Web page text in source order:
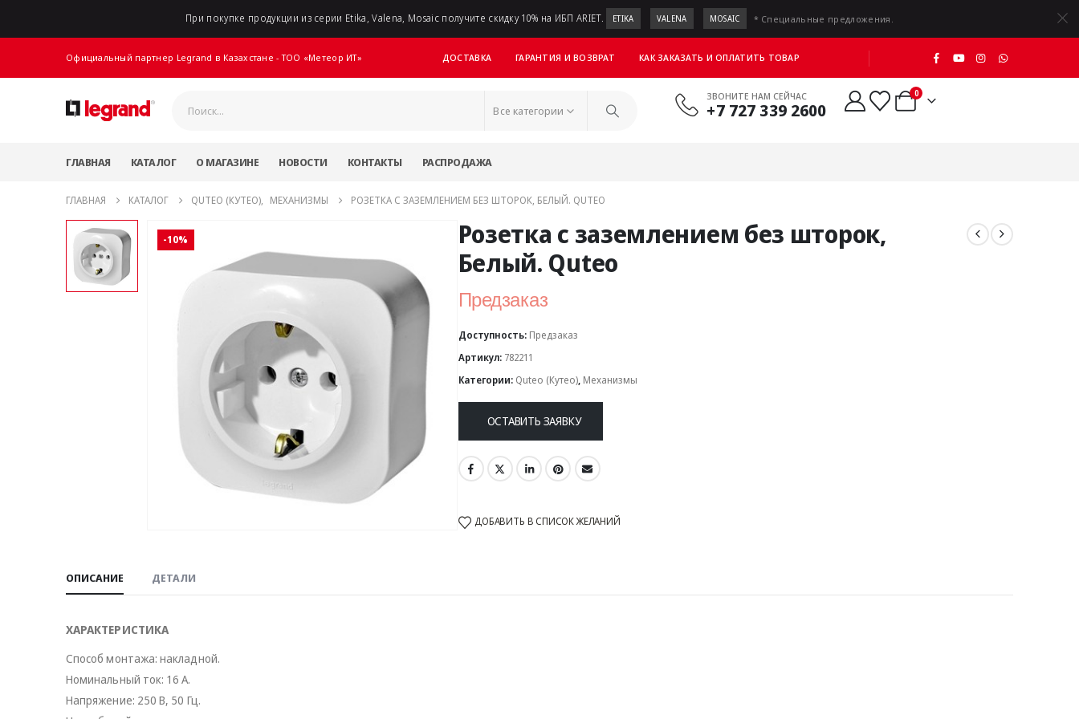
При покупке продукции из серии Etika, Valena, Mosaic получите скидку 10% на ИБП ARIET. ETIKA VALENA MOSAIC * Специальные предложения.
Официальный партнер Legrand в Казахстане - ТОО «Метеор ИТ» ДОСТАВКА ГАРАНТИЯ И ВОЗВРАТ КАК ЗАКАЗАТЬ И ОПЛАТИТЬ ТОВАР
Все категории
ЗВОНИТЕ НАМ СЕЙЧАС
+7 727 339 2600
0
ГЛАВНАЯ КАТАЛОГ О МАГАЗИНЕ НОВОСТИ КОНТАКТЫ РАСПРОДАЖА
ГЛАВНАЯ КАТАЛОГ QUTEO (КУТЕО), МЕХАНИЗМЫ РОЗЕТКА С ЗАЗЕМЛЕНИЕМ БЕЗ ШТОРОК, БЕЛЫЙ. QUTEO
-10%
Розетка с заземлением без шторок,
Белый. Quteo
Предзаказ
Доступность: Предзаказ
Артикул: 782211
Категории: Quteo (Кутео), Механизмы
ОСТАВИТЬ ЗАЯВКУ
ДОБАВИТЬ В СПИСОК ЖЕЛАНИЙ
ОПИСАНИЕ ДЕТАЛИ
ХАРАКТЕРИСТИКА
Способ монтажа: накладной.
Номинальный ток: 16 А.
Напряжение: 250 В, 50 Гц.